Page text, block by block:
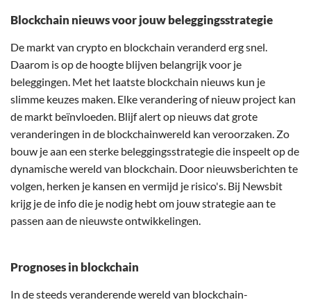
Blockchain nieuws voor jouw beleggingsstrategie
De markt van crypto en blockchain veranderd erg snel.
Daarom is op de hoogte blijven belangrijk voor je
beleggingen. Met het laatste blockchain nieuws kun je
slimme keuzes maken. Elke verandering of nieuw project kan
de markt beïnvloeden. Blijf alert op nieuws dat grote
veranderingen in de blockchainwereld kan veroorzaken. Zo
bouw je aan een sterke beleggingsstrategie die inspeelt op de
dynamische wereld van blockchain. Door nieuwsberichten te
volgen, herken je kansen en vermijd je risico's. Bij Newsbit
krijg je de info die je nodig hebt om jouw strategie aan te
passen aan de nieuwste ontwikkelingen.
Prognoses in blockchain
In de steeds veranderende wereld van blockchain-